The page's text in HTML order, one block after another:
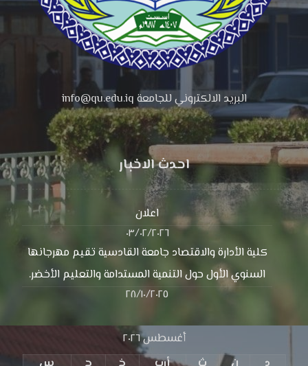
البريد الالكتروني للجامعة info@qu.edu.iq
احدث الاخبار
اعلان
٠٣/٠٢/٢٠٢٦
كلية الأدارة والاقتصاد جامعة القادسية تقيم مهرجانها
السنوي الأول حول التنمية المستدامة والتعليم الأخضر.
٢٨/١٠/٢٠٢٥
أغسطس ٢٠٢٦